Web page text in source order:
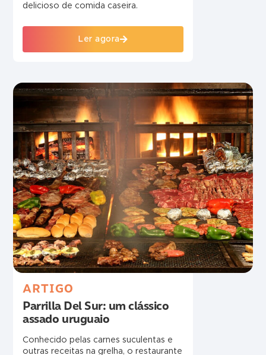
delicioso de comida caseira.
Ler agora
ARTIGO
Parrilla Del Sur: um clássico
assado uruguaio
Conhecido pelas carnes suculentas e
outras receitas na grelha, o restaurante